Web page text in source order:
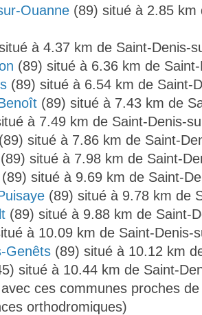
Ouanne (89) situé à 2.85 km
à 4.37 km de Saint-Denis-
(89) situé à 6.36 km de
(89) situé à 6.54 km de Saint-
(89) situé à 7.43 km de
à 7.49 km de Saint-Denis-
(89) situé à 7.86 km de Saint-
(89) situé à 7.98 km de Saint-
(89) situé à 9.69 km de Saint-
(89) situé à 9.78 km de
(89) situé à 9.88 km de Saint-
à 10.09 km de Saint-Denis-
Genêts (89) situé à 10.12 km
situé à 10.44 km de Saint-
ces communes proches
orthodromiques)